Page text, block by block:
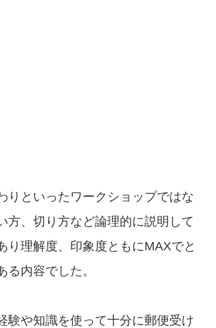
りといったワークショップではな
方、切り方など論理的に説明して
り理解度、印象度ともにMAXでと
る内容でした。
験や知識を使って十分に郵便受け